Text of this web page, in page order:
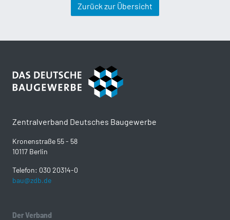
Zurück zur Übersicht
Zentralverband Deutsches Baugewerbe
Kronenstraße 55 - 58
10117 Berlin
Telefon: 030 20314-0
bau@zdb.de
Der Verband